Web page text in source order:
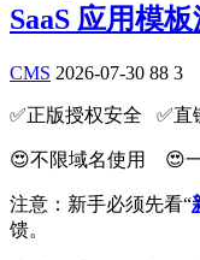
SaaS 应用模
CMS 2026-07-30 88 3
✅️正版授权安全 ✅️直
😍不限域名使用 😍
注意：新手必须先看“
馈。